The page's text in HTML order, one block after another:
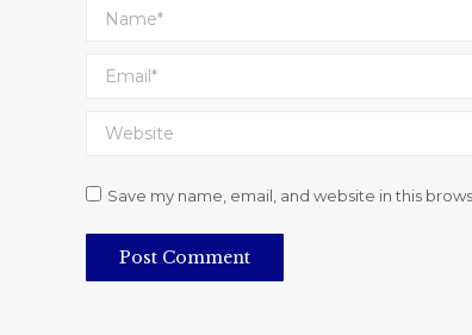
Name *
Email *
Website
Save my name, email, and website in this
Post Comment